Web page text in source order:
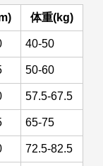
体重(kg)
40-50
50-60
57.5-67.5
65-75
72.5-82.5